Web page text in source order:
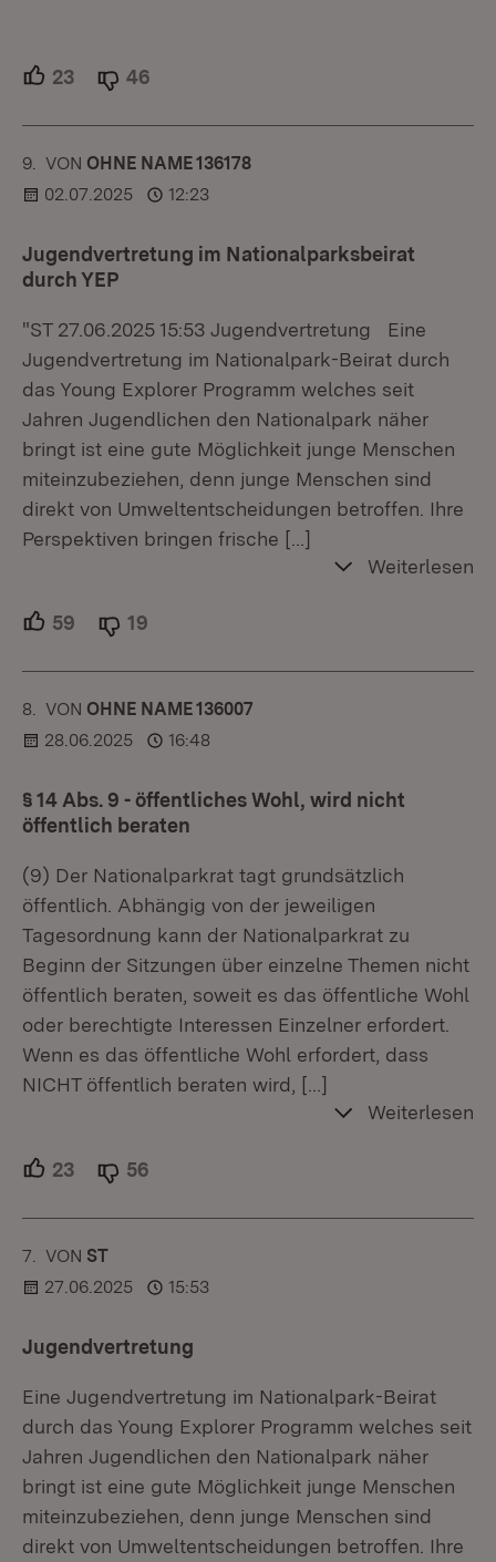
23 Unterstützer.
46
9. KOMMENTAR
VON :OHNE NAME 136178
02.07.2025
12:23
Jugendvertretung im Nationalparksbeirat
durch YEP
"ST 27.06.2025 15:53 Jugendvertretung Eine
Jugendvertretung im Nationalpark-Beirat durch
das Young Explorer Programm welches seit
Jahren Jugendlichen den Nationalpark näher
bringt ist eine gute Möglichkeit junge Menschen
miteinzubeziehen, denn junge Menschen sind
direkt von Umweltentscheidungen betroffen. Ihre
Perspektiven bringen frische […]
Weiterlesen
59 Unterstützer.
19
8. KOMMENTAR
VON :OHNE NAME 136007
28.06.2025
16:48
§ 14 Abs. 9 - öffentliches Wohl, wird nicht
öffentlich beraten
(9) Der Nationalparkrat tagt grundsätzlich
öffentlich. Abhängig von der jeweiligen
Tagesordnung kann der Nationalparkrat zu
Beginn der Sitzungen über einzelne Themen nicht
öffentlich beraten, soweit es das öffentliche Wohl
oder berechtigte Interessen Einzelner erfordert.
Wenn es das öffentliche Wohl erfordert, dass
NICHT öffentlich beraten wird, […]
Weiterlesen
23 Unterstützer.
56
7. KOMMENTAR
VON :ST
27.06.2025
15:53
Jugendvertretung
Eine Jugendvertretung im Nationalpark-Beirat
durch das Young Explorer Programm welches seit
Jahren Jugendlichen den Nationalpark näher
bringt ist eine gute Möglichkeit junge Menschen
miteinzubeziehen, denn junge Menschen sind
direkt von Umweltentscheidungen betroffen. Ihre